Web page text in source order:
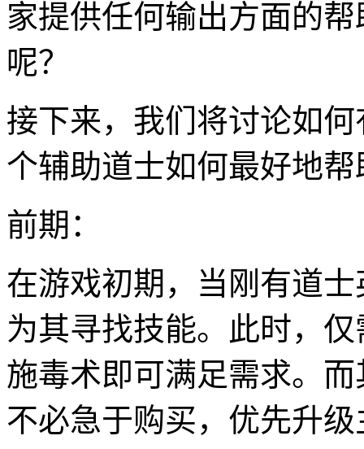
家提供任何输出方面的
呢？
接下来，我们将讨论如
个辅助道士如何最好地
前期：
在游戏初期，当刚有道
为其寻找技能。此时，
施毒术即可满足需求。
不必急于购买，优先升